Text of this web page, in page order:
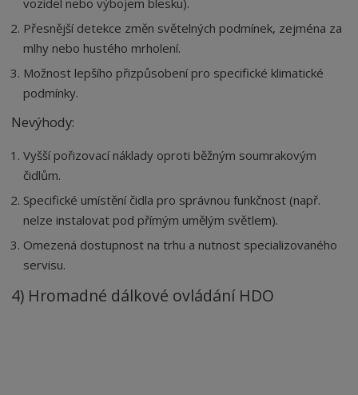
Přesnější detekce změn světelných podmínek, zejména za
mlhy nebo hustého mrholení.
Možnost lepšího přizpůsobení pro specifické klimatické
podmínky.
Nevýhody:
Vyšší pořizovací náklady oproti běžným soumrakovým
čidlům.
Specifické umístění čidla pro správnou funkčnost (např.
nelze instalovat pod přímým umělým světlem).
Omezená dostupnost na trhu a nutnost specializovaného
servisu.
4) Hromadné dálkové ovládání HDO